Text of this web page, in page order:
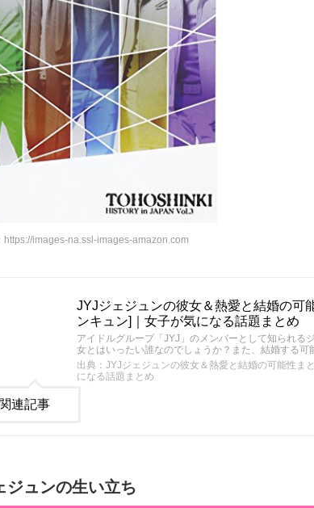
https://images-na.ssl-images-amazon.com
JYJジェジュンの彼女＆熱愛と結婚の可
ンキュン]｜女子が気になる話題まとめ
アイドルグループ「JYJ」のメンバーとして知られる
女とはいったい誰なのでしょうか？また、結婚する可
出典：JYJジェジュンの彼女＆熱愛と結婚の可能性
になる話題まとめ
関連記事
ジュンの生い立ち